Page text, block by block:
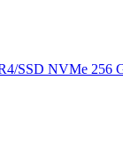
SSD NVMe 256